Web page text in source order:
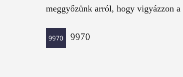
meggyőzünk arról, hogy vigyázzon
9970